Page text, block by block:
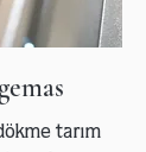
tarım